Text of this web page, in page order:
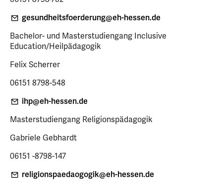
gesundheitsfoerderung@eh-hessen.de
Bachelor- und Masterstudiengang Inclusive
Education/Heilpädagogik
Felix Scherrer
06151 8798-548
ihp@eh-hessen.de
Masterstudiengang Religionspädagogik
Gabriele Gebhardt
06151 -8798-147
religionspaedaogogik@eh-hessen.de